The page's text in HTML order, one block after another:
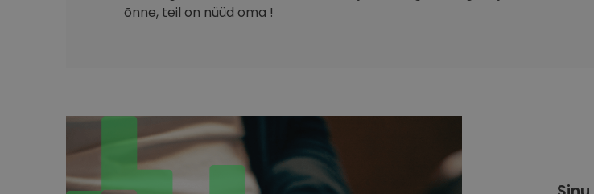
õnne, teil on nüüd oma !